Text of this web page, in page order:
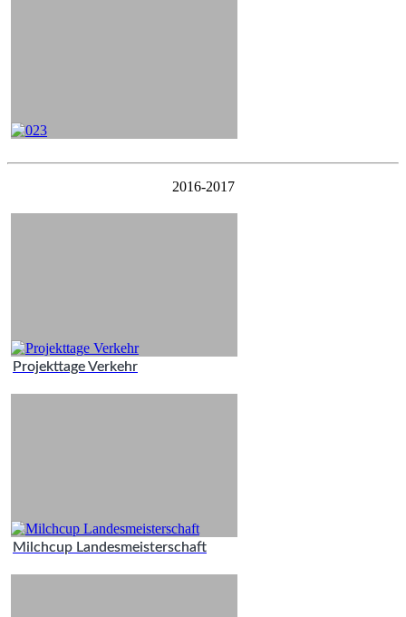
2016-2017
Projekttage Verkehr
Milchcup Landesmeisterschaft